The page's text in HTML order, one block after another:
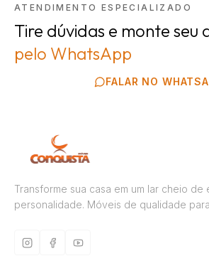
ATENDIMENTO ESPECIALIZADO
Tire dúvidas e monte seu
pelo WhatsApp
FALAR NO
Transforme sua casa em um lar cheio de
personalidade. Móveis de qualidade